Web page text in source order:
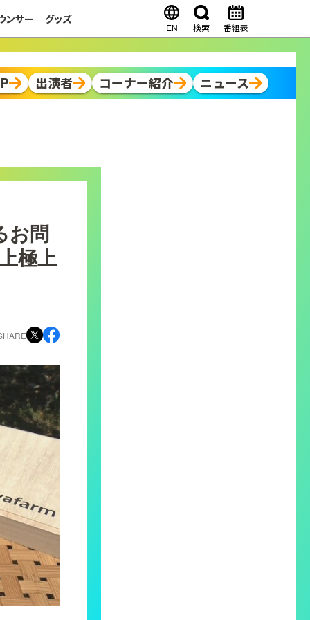
ンサー グッズ
EN 検索 番組表
出演者 コーナー紹介 ニュース
お問
極上